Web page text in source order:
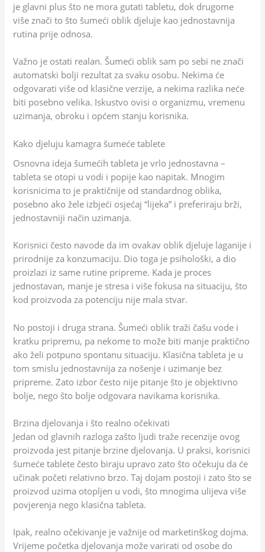
je glavni plus što ne mora gutati tabletu, dok drugome
više znači to što šumeći oblik djeluje kao jednostavnija
rutina prije odnosa.
Važno je ostati realan. Šumeći oblik sam po sebi ne znači
automatski bolji rezultat za svaku osobu. Nekima će
odgovarati više od klasične verzije, a nekima razlika neće
biti posebno velika. Iskustvo ovisi o organizmu, vremenu
uzimanja, obroku i općem stanju korisnika.
Kako djeluju kamagra šumeće tablete
Osnovna ideja šumećih tableta je vrlo jednostavna –
tableta se otopi u vodi i popije kao napitak. Mnogim
korisnicima to je praktičnije od standardnog oblika,
posebno ako žele izbjeći osjećaj “lijeka” i preferiraju brži,
jednostavniji način uzimanja.
Korisnici često navode da im ovakav oblik djeluje laganije i
prirodnije za konzumaciju. Dio toga je psihološki, a dio
proizlazi iz same rutine pripreme. Kada je proces
jednostavan, manje je stresa i više fokusa na situaciju, što
kod proizvoda za potenciju nije mala stvar.
No postoji i druga strana. Šumeći oblik traži čašu vode i
kratku pripremu, pa nekome to može biti manje praktično
ako želi potpuno spontanu situaciju. Klasična tableta je u
tom smislu jednostavnija za nošenje i uzimanje bez
pripreme. Zato izbor često nije pitanje što je objektivno
bolje, nego što bolje odgovara navikama korisnika.
Brzina djelovanja i što realno očekivati
Jedan od glavnih razloga zašto ljudi traže recenzije ovog
proizvoda jest pitanje brzine djelovanja. U praksi, korisnici
šumeće tablete često biraju upravo zato što očekuju da će
učinak početi relativno brzo. Taj dojam postoji i zato što se
proizvod uzima otopljen u vodi, što mnogima ulijeva više
povjerenja nego klasična tableta.
Ipak, realno očekivanje je važnije od marketinškog dojma.
Vrijeme početka djelovanja može varirati od osobe do